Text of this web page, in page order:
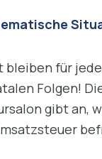
bleiben für
Folgen!
gibt an,